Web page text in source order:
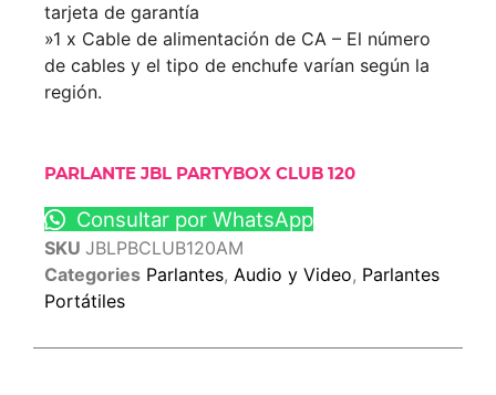
tarjeta de garantía
»1 x Cable de alimentación de CA – El número
de cables y el tipo de enchufe varían según la
región.
PARLANTE JBL PARTYBOX CLUB 120
Consultar por WhatsApp
SKU JBLPBCLUB120AM
Categories Parlantes, Audio y Video, Parlantes
Portátiles